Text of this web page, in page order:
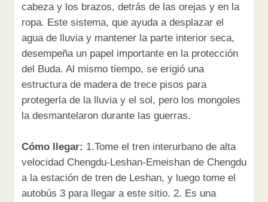
cabeza y los brazos, detrás de las orejas y en la
ropa. Este sistema, que ayuda a desplazar el
agua de lluvia y mantener la parte interior seca,
desempeña un papel importante en la protección
del Buda. Al mismo tiempo, se erigió una
estructura de madera de trece pisos para
protegerla de la lluvia y el sol, pero los mongoles
la desmantelaron durante las guerras.
Cómo llegar: 1.Tome el tren interurbano de alta
velocidad Chengdu-Leshan-Emeishan de Chengdu
a la estación de tren de Leshan, y luego tome el
autobús 3 para llegar a este sitio. 2. Es una